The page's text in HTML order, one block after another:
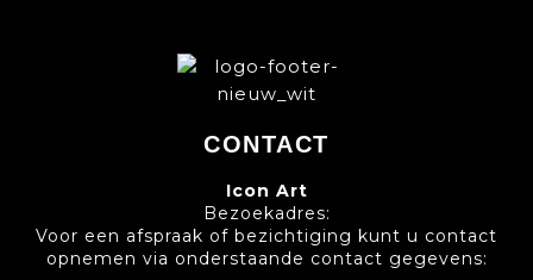
CONTACT
Icon Art
Bezoekadres:
Voor een afspraak of bezichtiging kunt u contact
opnemen via onderstaande contact gegevens: